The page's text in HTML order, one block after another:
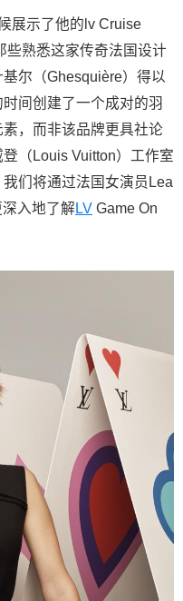
展示了他的lv Cruise
些熟悉这家传奇法国设计
尔（Ghesquière）得以
间创建了一个成对的羽
，而非该品牌更具社论
（Louis Vuitton）工作室
们将通过法国女演员Lea
入地了解 LV Game On